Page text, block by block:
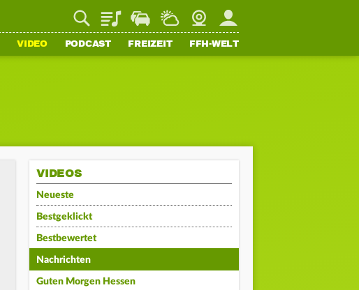
PlaylistStaupilotWetterWebcamMein FFH
VIDEO PODCAST FREIZEIT FFH-WELT
VIDEOS
Neueste
Bestgeklickt
Bestbewertet
Nachrichten
Guten Morgen Hessen